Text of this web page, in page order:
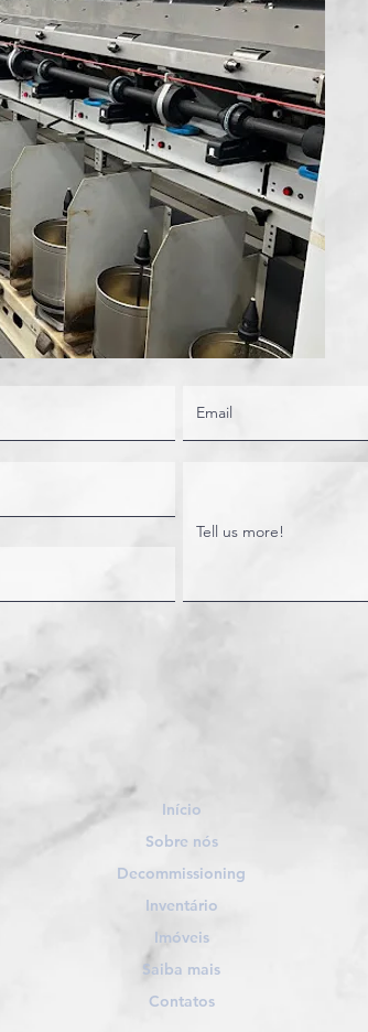
Início
Sobre nós
Decommissioning
Inventário
Imóveis
Saiba mais
Contatos